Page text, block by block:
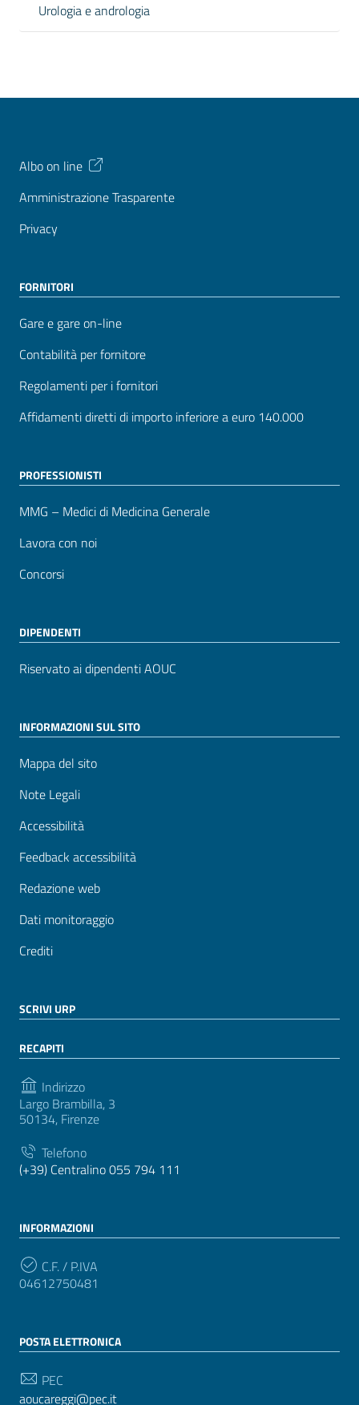
Urologia e andrologia
Albo on line
Amministrazione Trasparente
Privacy
FORNITORI
Gare e gare on-line
Contabilità per fornitore
Regolamenti per i fornitori
Affidamenti diretti di importo inferiore a euro 140.000
PROFESSIONISTI
MMG – Medici di Medicina Generale
Lavora con noi
Concorsi
DIPENDENTI
Riservato ai dipendenti AOUC
INFORMAZIONI SUL SITO
Mappa del sito
Note Legali
Accessibilità
Feedback accessibilità
Redazione web
Dati monitoraggio
Crediti
SCRIVI URP
RECAPITI
Indirizzo
Largo Brambilla, 3
50134, Firenze
Telefono
(+39) Centralino 055 794 111
INFORMAZIONI
C.F. / P.IVA
04612750481
POSTA ELETTRONICA
PEC
aoucareggi@pec.it